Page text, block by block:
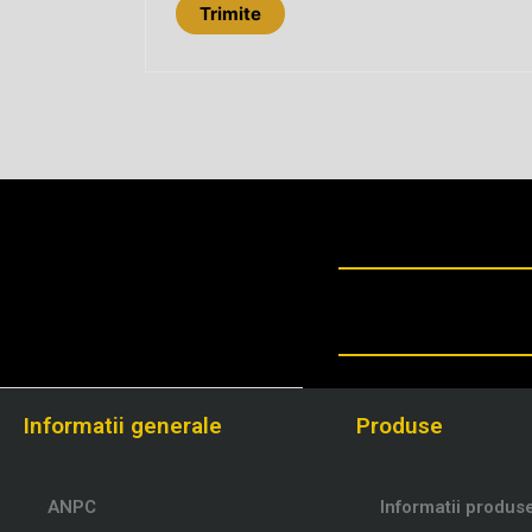
Informatii generale
ANPC
Produse
Informatii